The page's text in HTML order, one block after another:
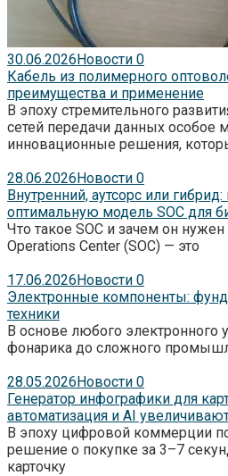
30.06.2026Новости 0
Кабель из полимерного
преимущества и применение
В эпоху стремительного
сетей передачи данных особое
инновационные решения,
28.06.2026Новости 0
Внутренний, аутсорс или
оптимальную модель SOC для
Что такое SOC и зачем он
Operations Center (SOC) — это
17.06.2026Новости 0
Электронные компоненты:
техники
В основе любого электронного
фонарика до сложного
28.05.2026Новости 0
Генератор инфографики для
автоматизация и AI
В эпоху цифровой коммерции
решение о покупке за 3–7
карточку